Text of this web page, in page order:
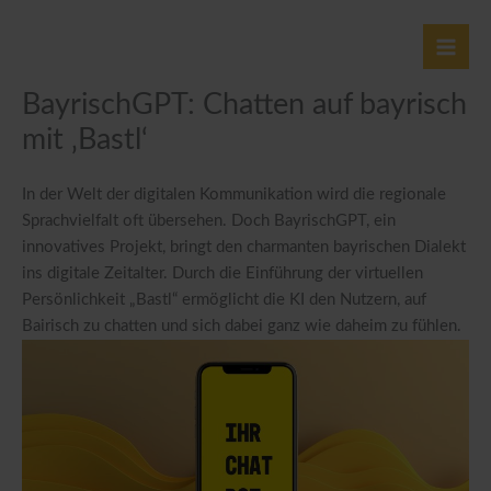
BayrischGPT: Chatten auf bayrisch
mit ‚Bastl‘
In der Welt der digitalen Kommunikation wird die regionale
Sprachvielfalt oft übersehen. Doch BayrischGPT, ein
innovatives Projekt, bringt den charmanten bayrischen Dialekt
ins digitale Zeitalter. Durch die Einführung der virtuellen
Persönlichkeit „Bastl“ ermöglicht die KI den Nutzern, auf
Bairisch zu chatten und sich dabei ganz wie daheim zu fühlen.